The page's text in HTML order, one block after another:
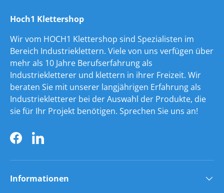
Hoch1 Klettershop
Wir vom HOCH1 Klettershop sind Spezialisten im
Bereich Industrieklettern. Viele von uns verfügen über
mehr als 10 Jahre Berufserfahrung als
Industriekletterer und klettern in ihrer Freizeit. Wir
beraten Sie mit unserer langjährigen Erfahrung als
Industriekletterer bei der Auswahl der Produkte, die
sie für Ihr Projekt benötigen. Sprechen Sie uns an!
FacebookLinkedIn
Informationen